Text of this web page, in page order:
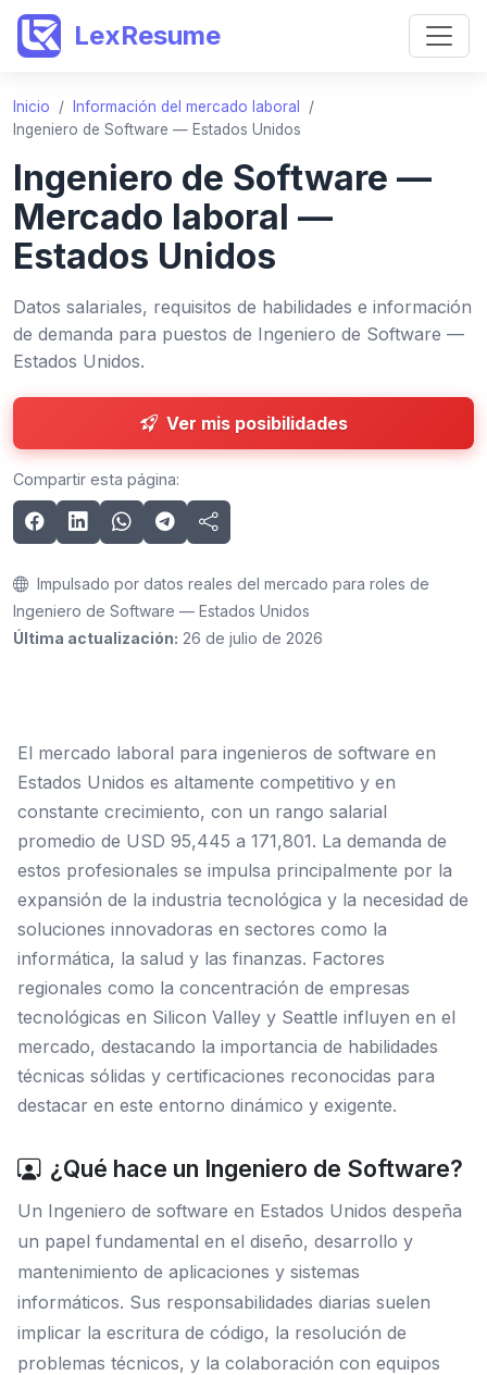
LexResume
Inicio / Información del mercado laboral
/
Ingeniero de Software — Estados Unidos
Ingeniero de Software —
Mercado laboral —
Estados Unidos
Datos salariales, requisitos de habilidades e información
de demanda para puestos de Ingeniero de Software —
Estados Unidos.
Ver mis posibilidades
Compartir esta página:
Impulsado por datos reales del mercado para roles de
Ingeniero de Software — Estados Unidos
Última actualización: 26 de julio de 2026
El mercado laboral para ingenieros de software en
Estados Unidos es altamente competitivo y en
constante crecimiento, con un rango salarial
promedio de USD 95,445 a 171,801. La demanda de
estos profesionales se impulsa principalmente por la
expansión de la industria tecnológica y la necesidad de
soluciones innovadoras en sectores como la
informática, la salud y las finanzas. Factores
regionales como la concentración de empresas
tecnológicas en Silicon Valley y Seattle influyen en el
mercado, destacando la importancia de habilidades
técnicas sólidas y certificaciones reconocidas para
destacar en este entorno dinámico y exigente.
¿Qué hace un Ingeniero de Software?
Un Ingeniero de software en Estados Unidos despeña
un papel fundamental en el diseño, desarrollo y
mantenimiento de aplicaciones y sistemas
informáticos. Sus responsabilidades diarias suelen
implicar la escritura de código, la resolución de
problemas técnicos, y la colaboración con equipos